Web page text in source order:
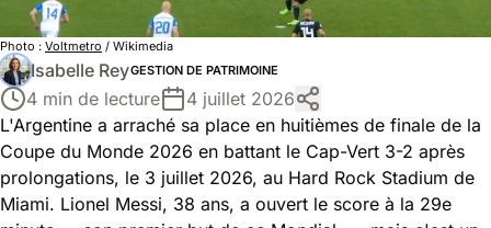
Photo : Voltmetro / Wikimedia
Isabelle ReyGESTION DE PATRIMOINE
4 min de lecture
4 juillet 2026
L'Argentine a arraché sa place en huitièmes de finale de la
Coupe du Monde 2026 en battant le Cap-Vert 3-2 après
prolongations, le 3 juillet 2026, au Hard Rock Stadium de
Miami. Lionel Messi, 38 ans, a ouvert le score à la 29e